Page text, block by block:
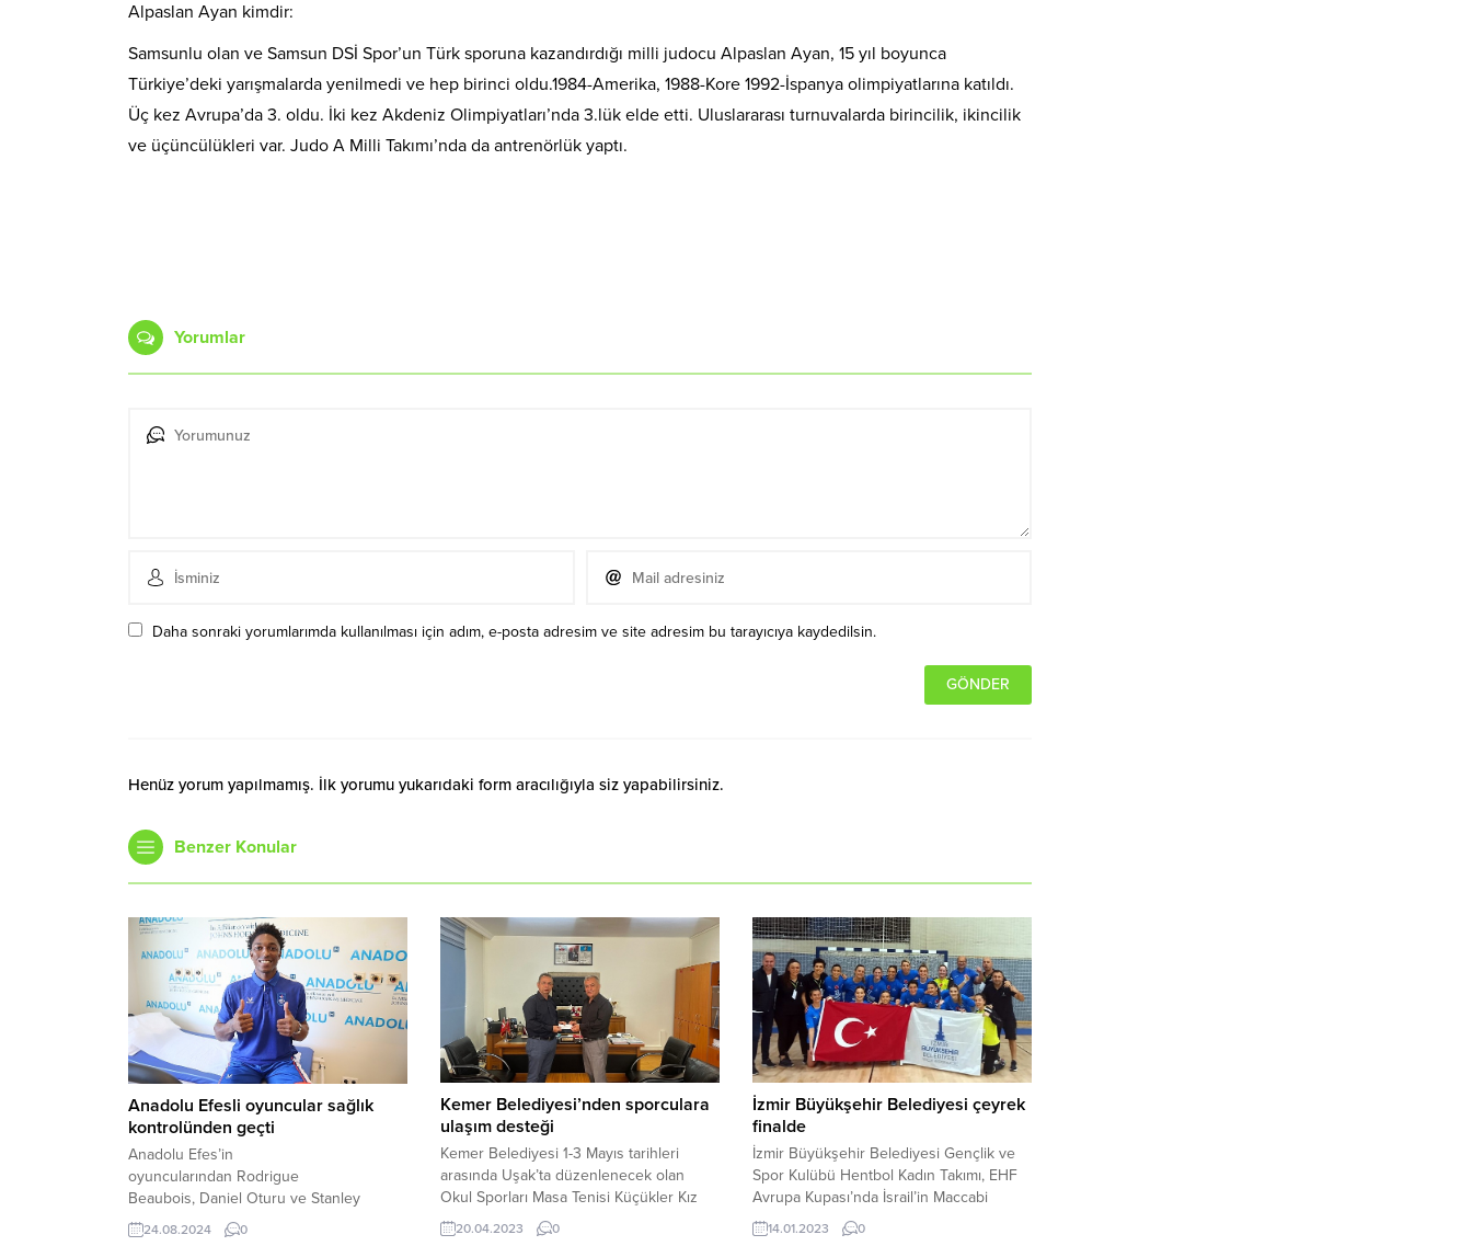
Alpaslan Ayan kimdir:
Samsunlu olan ve Samsun DSİ Spor’un Türk sporuna kazandırdığı milli judocu Alpaslan Ayan, 15 yıl boyunca
Türkiye’deki yarışmalarda yenilmedi ve hep birinci oldu.1984-Amerika, 1988-Kore 1992-İspanya olimpiyatlarına katıldı.
Üç kez Avrupa’da 3. oldu. İki kez Akdeniz Olimpiyatları’nda 3.lük elde etti. Uluslararası turnuvalarda birincilik, ikincilik
ve üçüncülükleri var. Judo A Milli Takımı’nda da antrenörlük yaptı.
Yorumlar
Daha sonraki yorumlarımda kullanılması için adım, e-posta adresim ve site adresim bu tarayıcıya kaydedilsin.
Henüz yorum yapılmamış. İlk yorumu yukarıdaki form aracılığıyla siz yapabilirsiniz.
Benzer Konular
Anadolu Efesli oyuncular sağlık
kontrolünden geçti
Anadolu Efes’in
oyuncularından Rodrigue
Beaubois, Daniel Oturu ve Stanley
Johnson Anadolu Sağlık Merkezi
Hastanesi’nde sağlık kontrollerinden
24.08.2024 0
Kemer Belediyesi’nden sporculara
ulaşım desteği
Kemer Belediyesi 1-3 Mayıs tarihleri
arasında Uşak’ta düzenlenecek olan
Okul Sporları Masa Tenisi Küçükler Kız
Grup Müsabakalarına katılacak sporculara
ulaşım desteği sağladı. Kemer Belediyesi
20.04.2023 0
İzmir Büyükşehir Belediyesi çeyrek
finalde
İzmir Büyükşehir Belediyesi Gençlik ve
Spor Kulübü Hentbol Kadın Takımı, EHF
Avrupa Kupası’nda İsrail’in Maccabi
Arazim Ramat Gan ekibini rövanşta da
33-32 yenerek son sekiz takım arasına
14.01.2023 0